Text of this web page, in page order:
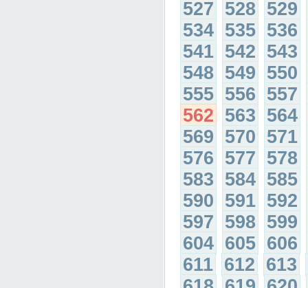
527 528 529
534 535 536
541 542 543
548 549 550
555 556 557
562 563 564
569 570 571
576 577 578
583 584 585
590 591 592
597 598 599
604 605 606
611 612 613